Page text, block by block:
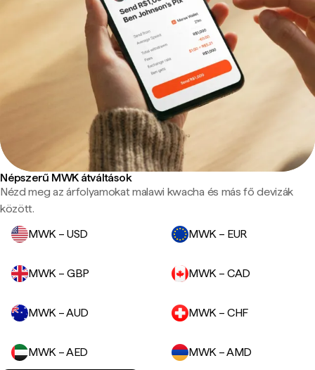
Népszerű MWK átváltások
Nézd meg az árfolyamokat malawi kwacha és más fő devizák
között.
MWK – USD
MWK – EUR
MWK – GBP MWK – CAD
MWK – AUD MWK – CHF
MWK – AED
MWK – AMD